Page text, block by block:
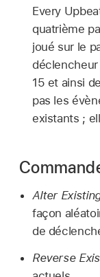
Every
quatrième
joué sur le
déclencheur
15 et ainsi
pas les
existants ;
Alter
façon
de
Reverse